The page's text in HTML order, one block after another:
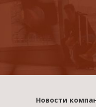
Новости